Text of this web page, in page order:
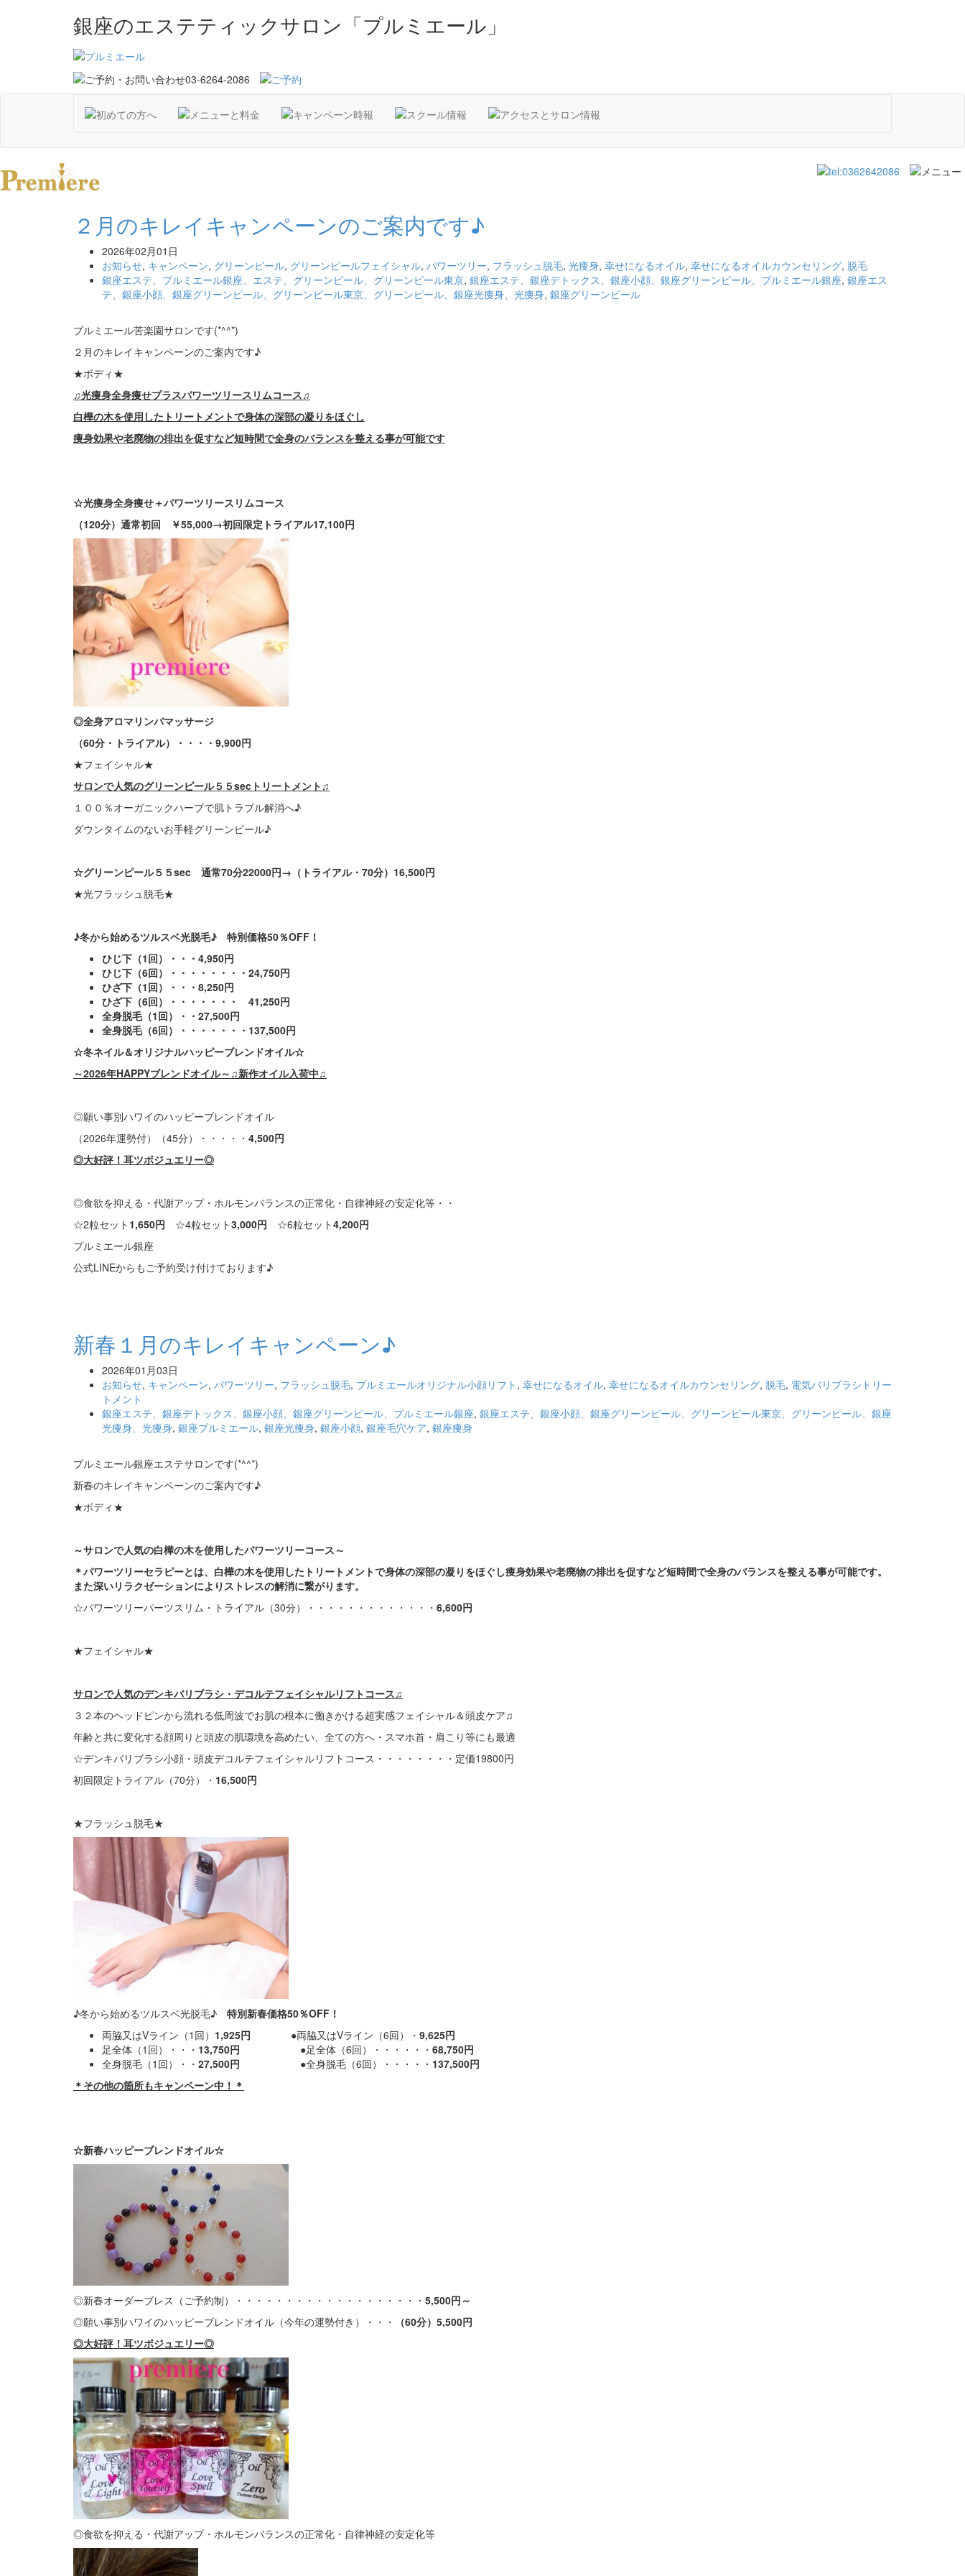
銀座のエステティックサロン「プルミエール」
２月のキレイキャンペーンのご案内です♪
2026年02月01日
お知らせ, キャンペーン, グリーンピール, グリーンピールフェイシャル, パワーツリー, フラッシュ脱毛, 光痩身, 幸せになるオイル, 幸せになるオイルカウンセリング, 脱毛
銀座エステ、プルミエール銀座、エステ、グリーンピール、グリーンピール東京, 銀座エステ、銀座デトックス、銀座小顔、銀座グリーンピール、プルミエール銀座, 銀座エス
テ、銀座小顔、銀座グリーンピール、グリーンピール東京、グリーンピール、銀座光痩身、光痩身, 銀座グリーンピール
プルミエール苦楽園サロンです(*^^*)
２月のキレイキャンペーンのご案内です♪
★ボディ★
♫光痩身全身痩せプラスパワーツリースリムコース♫
白樺の木を使用したトリートメントで身体の深部の凝りをほぐし
痩身効果や老廃物の排出を促すなど短時間で全身のバランスを整える事が可能です
☆光痩身全身痩せ＋パワーツリースリムコース
（120分）通常初回 ￥55,000→初回限定トライアル17,100円
◎全身アロマリンパマッサージ
（60分・トライアル）・・・・9,900円
★フェイシャル★
サロンで人気のグリーンピール５５secトリートメント♫
１００％オーガニックハーブで肌トラブル解消へ♪
ダウンタイムのないお手軽グリーンピール♪
☆グリーンピール５５sec 通常70分22000円→（トライアル・70分）16,500円
★光フラッシュ脱毛★
♪冬から始めるツルスベ光脱毛♪ 特別価格50％OFF！
ひじ下（1回）・・・4,950円
ひじ下（6回）・・・・・・・・24,750円
ひざ下（1回）・・・8,250円
ひざ下（6回）・・・・・・・ 41,250円
全身脱毛（1回）・・27,500円
全身脱毛（6回）・・・・・・・137,500円
☆冬ネイル＆オリジナルハッピーブレンドオイル☆
～2026年HAPPYブレンドオイル～♫新作オイル入荷中♫
◎願い事別ハワイのハッピーブレンドオイル
（2026年運勢付）（45分）・・・・・ 4,500円
◎大好評！耳ツボジュエリー◎
◎食欲を抑える・代謝アップ・ホルモンバランスの正常化・自律神経の安定化等・・
☆2粒セット 1,650円 ☆4粒セット3,000円 ☆6粒セット4,200円
プルミエール銀座
公式LINEからもご予約受け付けております♪
新春１月のキレイキャンペーン♪
2026年01月03日
お知らせ, キャンペーン, パワーツリー, フラッシュ脱毛, プルミエールオリジナル小顔リフト , 幸せになるオイル, 幸せになるオイルカウンセリング, 脱毛, 電気バリブラシトリー
トメント
銀座エステ、銀座デトックス、銀座小顔、銀座グリーンピール、プルミエール銀座, 銀座エステ、銀座小顔、銀座グリーンピール、グリーンピール東京、グリーンピール、銀座
光痩身、光痩身, 銀座プルミエール, 銀座光痩身, 銀座小顔, 銀座毛穴ケア, 銀座痩身
プルミエール銀座エステサロンです(*^^*)
新春のキレイキャンペーンのご案内です♪
★ボディ★
～サロンで人気の白樺の木を使用したパワーツリーコース～
＊パワーツリーセラピーとは、白樺の木を使用したトリートメントで身体の深部の凝りをほぐし痩身効果や老廃物の排出を促すなど短時間で全身のバランスを整える事が可能です。
また深いリラクゼーションによりストレスの解消に繋がります。
☆パワーツリーパーツスリム・トライアル（30分）・・・・・・・・・・・・・ 6,600円
★フェイシャル★
サロンで人気のデンキバリブラシ・デコルテフェイシャルリフトコース♫
３２本のヘッドピンから流れる低周波でお肌の根本に働きかける超実感フェイシャル＆頭皮ケア♫
年齢と共に変化する顔周りと頭皮の肌環境を高めたい、全ての方へ・スマホ首・肩こり等にも最適
☆デンキバリブラシ小顔・頭皮デコルテフェイシャルリフトコース・・・・・・・・定価19800円
初回限定トライアル（70分）・ 16,500円
★フラッシュ脱毛★
♪冬から始めるツルスベ光脱毛♪ 特別新春価格50％OFF！
両脇又はVライン（1回） 1,925円 ●両脇又はVライン（6回）・ 9,625円
足全体（1回）・・・ 13,750円 ●足全体（6回）・・・・・・ 68,750円
全身脱毛（1回）・・ 27,500円 ●全身脱毛（6回）・・・・・ 137,500円
＊その他の箇所もキャンペーン中！＊
☆新春ハッピーブレンドオイル☆
◎新春オーダーブレス（ご予約制）・・・・・・・・・・・・・・・・・・・ 5,500円～
◎願い事別ハワイのハッピーブレンドオイル（今年の運勢付き）・・・
（60分） 5,500円
◎大好評！耳ツボジュエリー◎
◎食欲を抑える・代謝アップ・ホルモンバランスの正常化・自律神経の安定化等